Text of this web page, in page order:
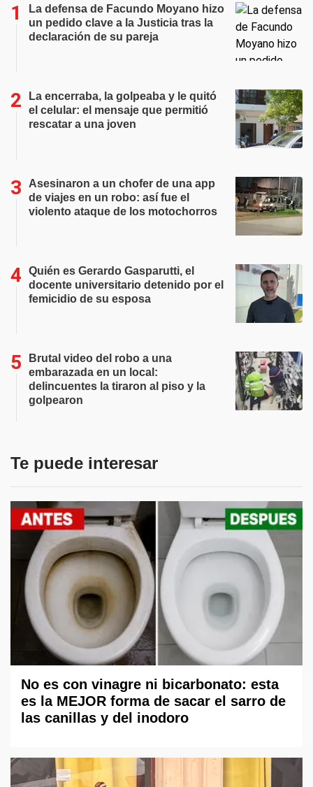
La defensa de Facundo Moyano hizo
un pedido clave a la Justicia tras la
declaración de su pareja
La encerraba, la golpeaba y le quitó
el celular: el mensaje que permitió
rescatar a una joven
Asesinaron a un chofer de una app
de viajes en un robo: así fue el
violento ataque de los motochorros
Quién es Gerardo Gasparutti, el
docente universitario detenido por el
femicidio de su esposa
Brutal video del robo a una
embarazada en un local:
delincuentes la tiraron al piso y la
golpearon
Te puede interesar
No es con vinagre ni bicarbonato: esta
es la MEJOR forma de sacar el sarro de
las canillas y del inodoro